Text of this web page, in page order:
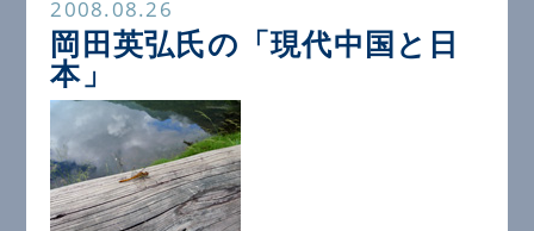
2008.08.26
岡田英弘氏の「現代中国と日
本」